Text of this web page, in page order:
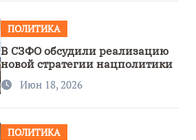
ПОЛИТИКА
В СЗФО обсудили реализацию
новой стратегии нацполитики
Июн 18, 2026
ПОЛИТИКА